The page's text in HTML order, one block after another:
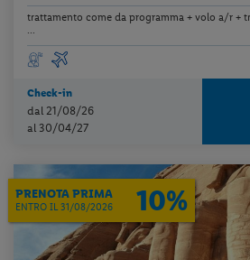
trattamento come da programma + volo a/r +
Check-in
dal 21/08/26
al 30/04/27
PRENOTA PRIMA
ENTRO IL 31/08/2026 10%